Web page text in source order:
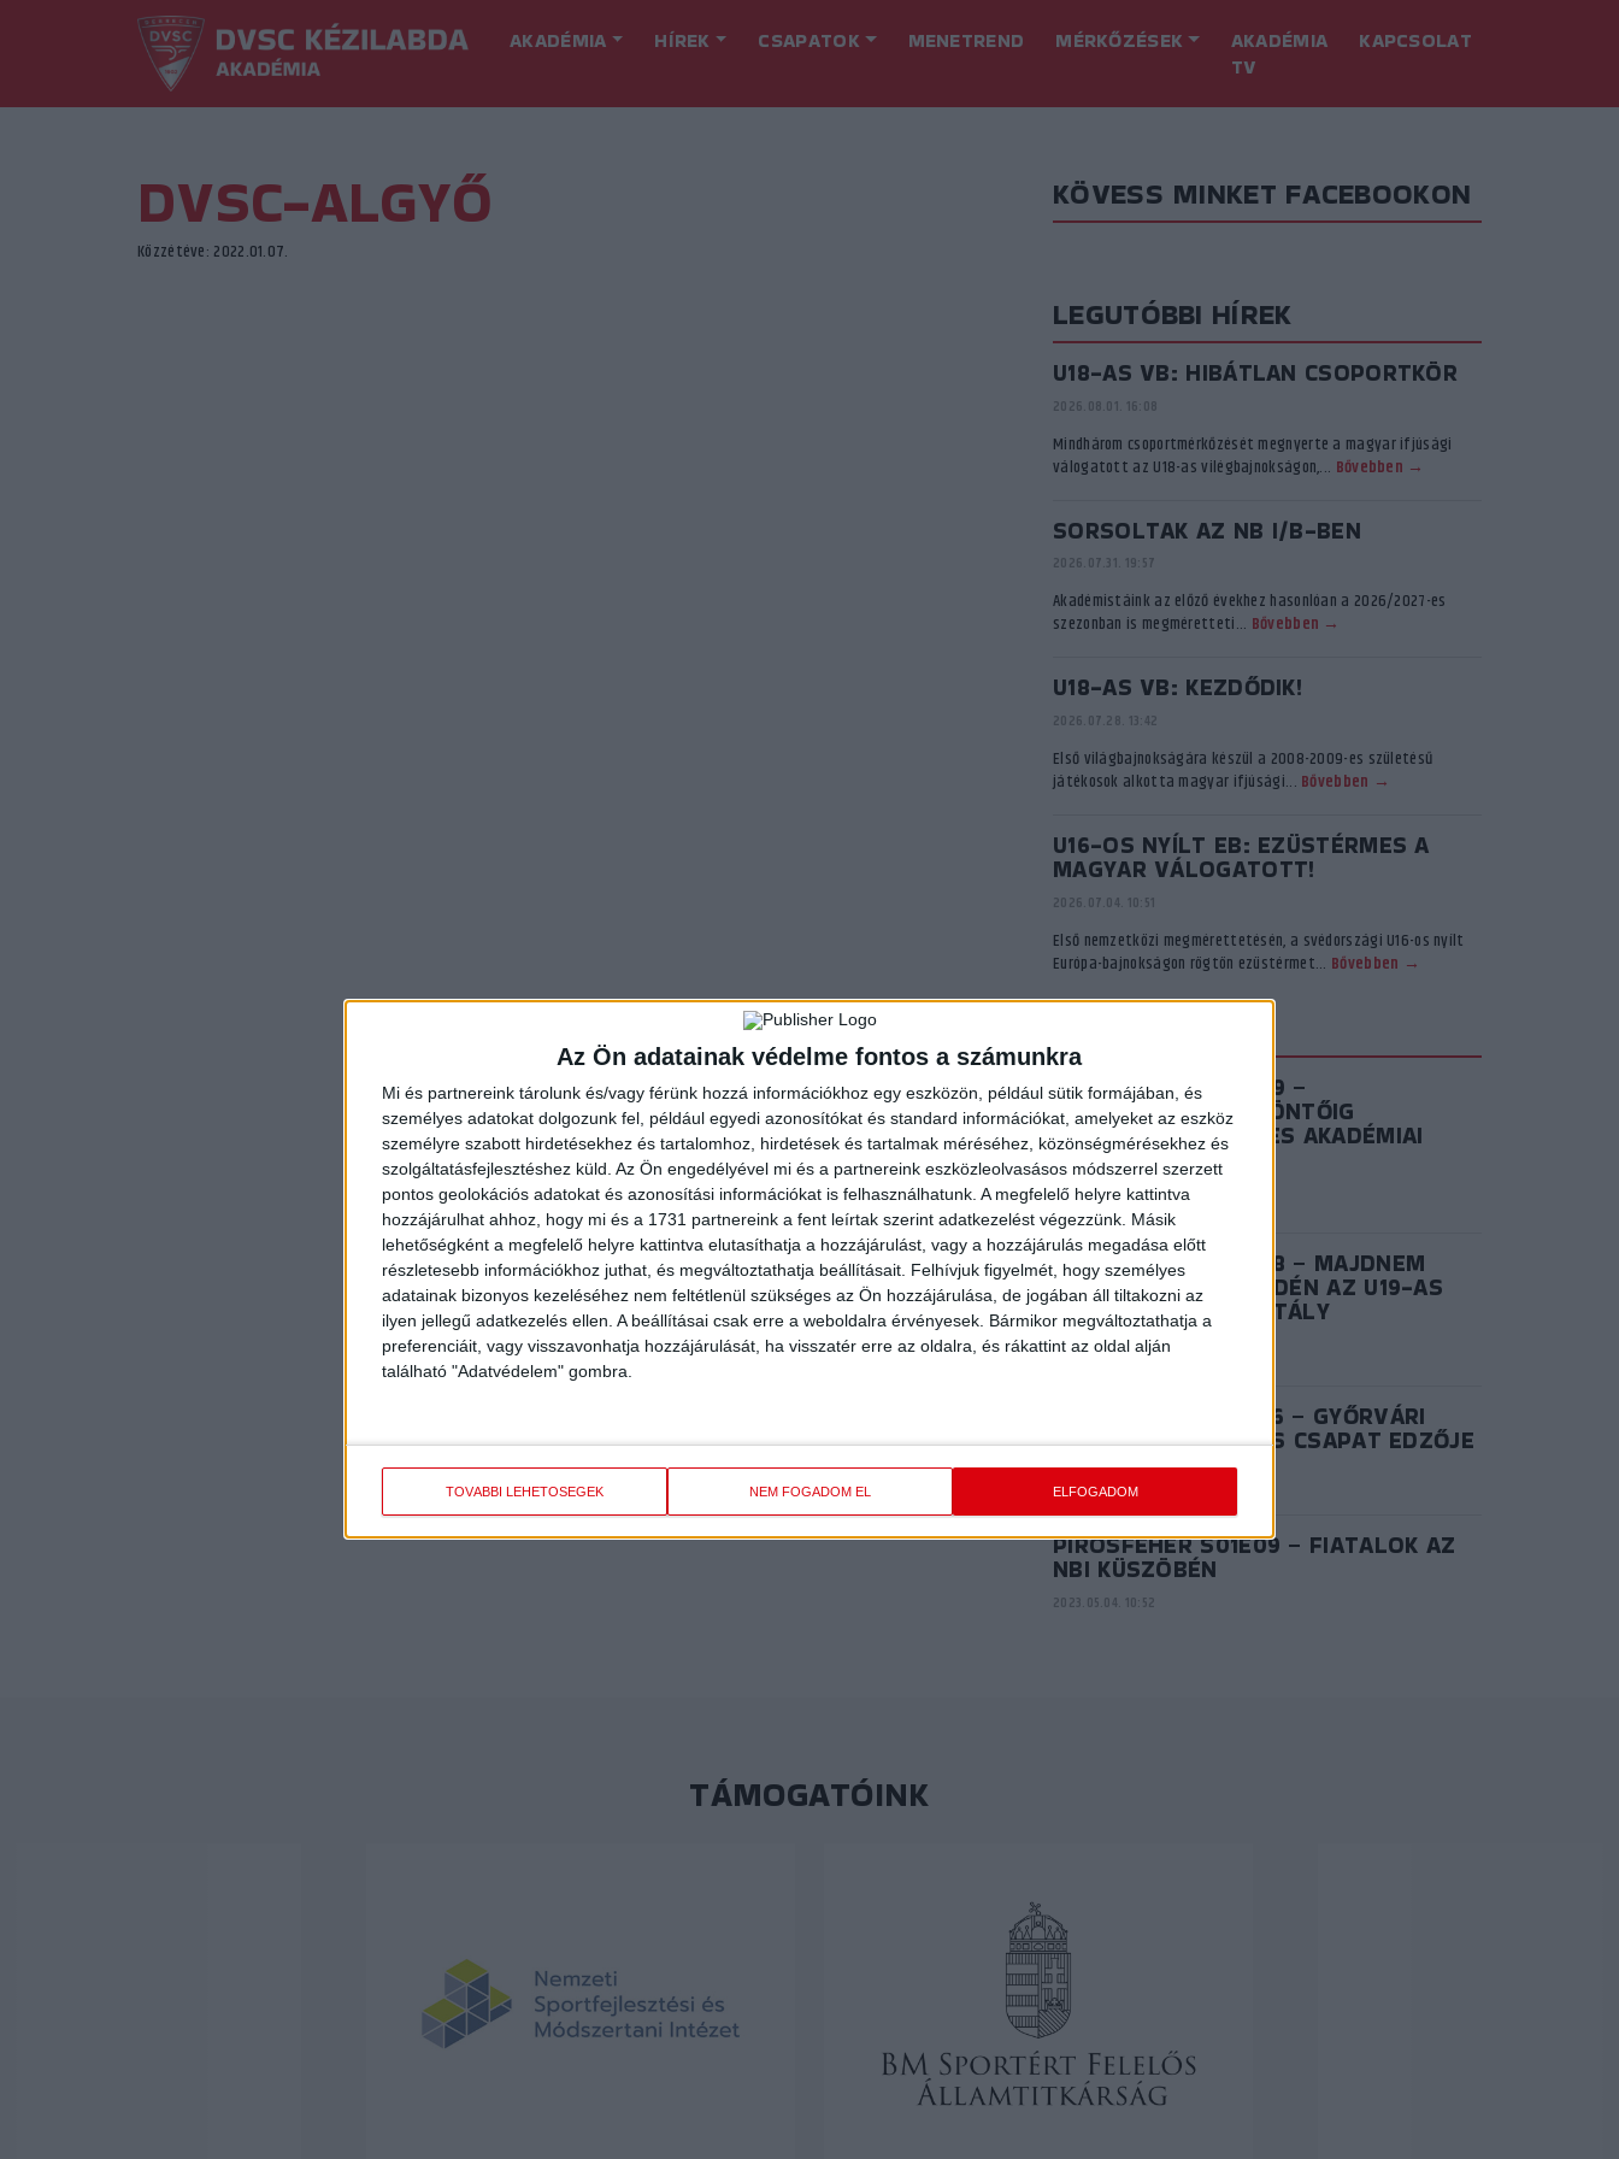
Az Ön adatainak védelme fontos a számunkra
Mi és partnereink tárolunk és/vagy férünk hozzá információkhoz egy eszközön, például sütik formájában, és
személyes adatokat dolgozunk fel, például egyedi azonosítókat és standard információkat, amelyeket az eszköz
személyre szabott hirdetésekhez és tartalomhoz, hirdetések és tartalmak méréséhez, közönségmérésekhez és
szolgáltatásfejlesztéshez küld. Az Ön engedélyével mi és a partnereink eszközleolvasásos módszerrel szerzett
pontos geolokációs adatokat és azonosítási információkat is felhasználhatunk. A megfelelő helyre kattintva
hozzájárulhat ahhoz, hogy mi és a 1731 partnereink a fent leírtak szerint adatkezelést végezzünk. Másik
lehetőségként a megfelelő helyre kattintva elutasíthatja a hozzájárulást, vagy a hozzájárulás megadása előtt
részletesebb információkhoz juthat, és megváltoztathatja beállításait. Felhívjuk figyelmét, hogy személyes
adatainak bizonyos kezeléséhez nem feltétlenül szükséges az Ön hozzájárulása, de jogában áll tiltakozni az
ilyen jellegű adatkezelés ellen. A beállításai csak erre a weboldalra érvényesek. Bármikor megváltoztathatja a
preferenciáit, vagy visszavonhatja hozzájárulását, ha visszatér erre az oldalra, és rákattint az oldal alján
található "Adatvédelem" gombra.
TOVÁBBI LEHETŐSÉGEK NEM FOGADOM EL ELFOGADOM
AKADÉMIA HÍREK CSAPATOK MENETREND MÉRKŐZÉSEK
AKADÉMIA
TV
KAPCSOLAT
DVSC-ALGYŐ
Közzétéve: 2022.01.07.
KÖVESS MINKET FACEBOOKON
LEGUTÓBBI HÍREK
U18-AS VB: HIBÁTLAN CSOPORTKÖR
2026.08.01. 16:08
Mindhárom csoportmérkőzését megnyerte a magyar ifjúsági
válogatott az U18-as vilégbajnokságon,... Bővebben →
SORSOLTAK AZ NB I/B-BEN
2026.07.31. 19:57
Akadémistáink az előző évekhez hasonlóan a 2026/2027-es
szezonban is megméretteti... Bővebben →
U18-AS VB: KEZDŐDIK!
2026.07.28. 13:42
Első világbajnokságára készül a 2008-2009-es születésű
játékosok alkotta magyar ifjúsági... Bővebben →
U16-OS NYÍLT EB: EZÜSTÉRMES A
MAGYAR VÁLOGATOTT!
2026.07.04. 10:51
Első nemzetközi megmérettetésén, a svédországi U16-os nyílt
Európa-bajnokságon rögtön ezüstérmet... Bővebben →
PIROSFEHÉR S03E09 –
EZÜSTLÁNYOK: A DÖNTŐIG
MENETELT AZ U17-ES AKADÉMIAI
KOROSZTÁLY
2024.06.28. 15:02
PIROSFEHÉR S03E08 – MAJDNEM
ARANY: REMEKELT IDÉN AZ U19-AS
AKADÉMIAI KOROSZTÁLY
2024.06.20. 14:57
PIROSFEHÉR S02E06 – GYŐRVÁRI
VIKTOR, AZ NB I/B-S CSAPAT EDZŐJE
2023.08.25. 10:41
PIROSFEHÉR S01E09 – FIATALOK AZ
NBI KÜSZÖBÉN
2023.05.04. 10:52
TÁMOGATÓINK